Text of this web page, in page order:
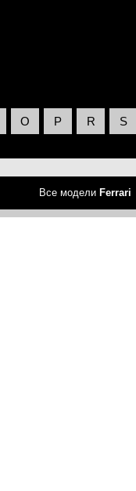
O P R S
Все модели Ferrari